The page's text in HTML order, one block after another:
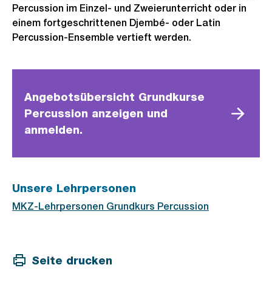
Percussion im Einzel- und Zweierunterricht oder in
einem fortgeschrittenen Djembé- oder Latin
Percussion-Ensemble vertieft werden.
Angebotsübersicht Grundkurse
Percussion anzeigen und
anmelden.
Unsere Lehrpersonen
MKZ-Lehrpersonen Grundkurs Percussion
Seite drucken